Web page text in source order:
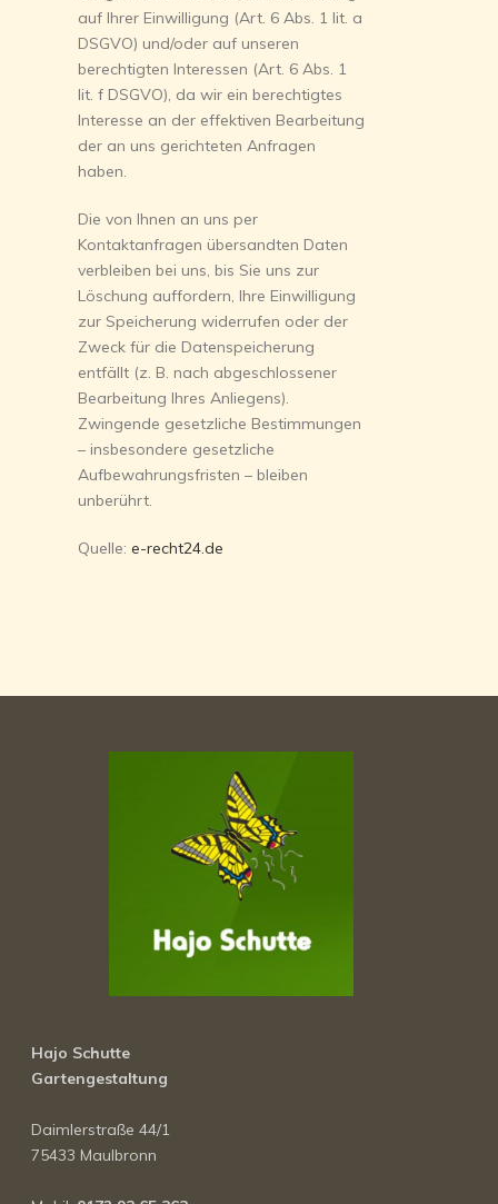
auf Ihrer Einwilligung (Art. 6 Abs. 1 lit. a
DSGVO) und/oder auf unseren
berechtigten Interessen (Art. 6 Abs. 1
lit. f DSGVO), da wir ein berechtigtes
Interesse an der effektiven Bearbeitung
der an uns gerichteten Anfragen
haben.
Die von Ihnen an uns per
Kontaktanfragen übersandten Daten
verbleiben bei uns, bis Sie uns zur
Löschung auffordern, Ihre Einwilligung
zur Speicherung widerrufen oder der
Zweck für die Datenspeicherung
entfällt (z. B. nach abgeschlossener
Bearbeitung Ihres Anliegens).
Zwingende gesetzliche Bestimmungen
– insbesondere gesetzliche
Aufbewahrungsfristen – bleiben
unberührt.
Quelle: e-recht24.de
Hajo Schutte
Gartengestaltung
Daimlerstraße 44/1
75433 Maulbronn